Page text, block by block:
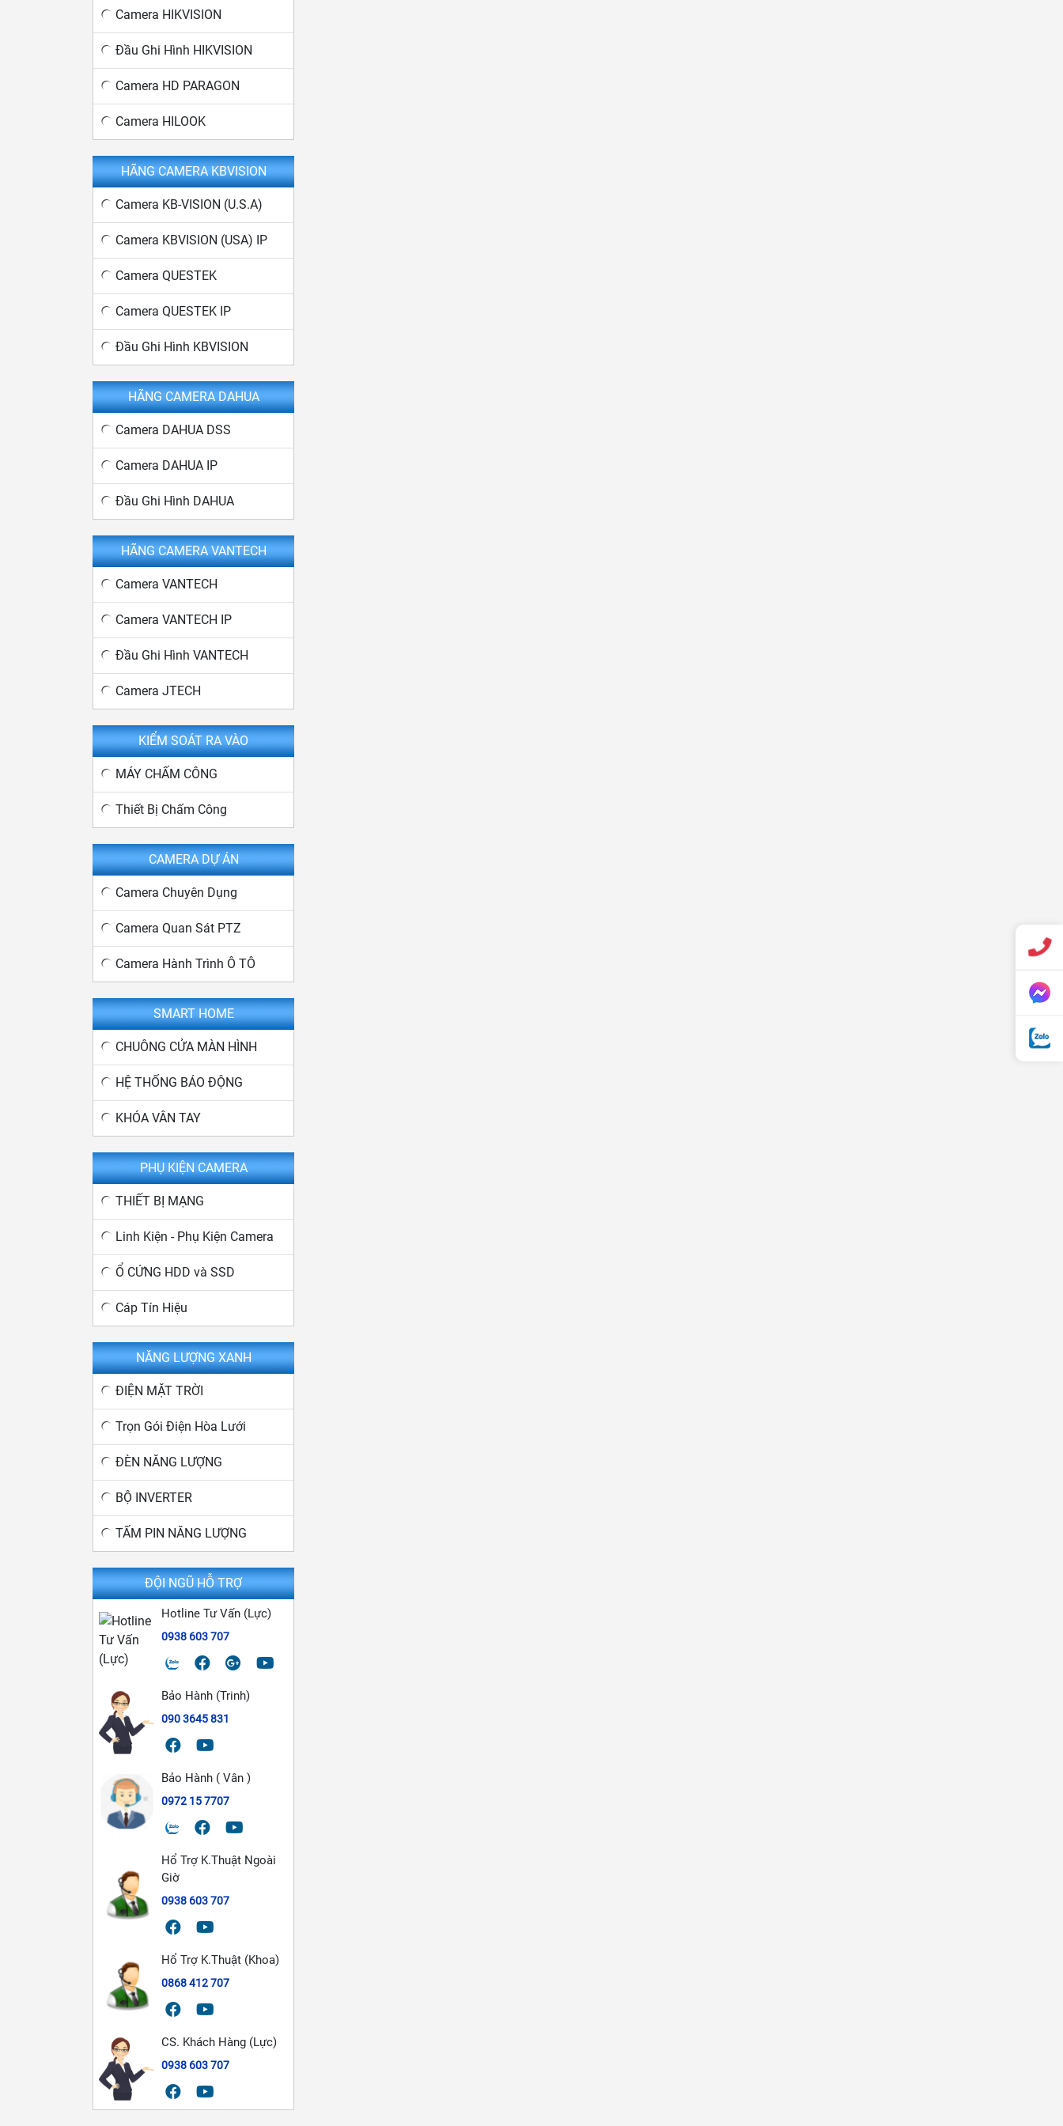
Camera HIKVISION
Đầu Ghi Hình HIKVISION
Camera HD PARAGON
Camera HILOOK
HÃNG CAMERA KBVISION
Camera KB-VISION (U.S.A)
Camera KBVISION (USA) IP
Camera QUESTEK
Camera QUESTEK IP
Đầu Ghi Hình KBVISION
HÃNG CAMERA DAHUA
Camera DAHUA DSS
Camera DAHUA IP
Đầu Ghi Hình DAHUA
HÃNG CAMERA VANTECH
Camera VANTECH
Camera VANTECH IP
Đầu Ghi Hình VANTECH
Camera JTECH
KIỂM SOÁT RA VÀO
MÁY CHẤM CÔNG
Thiết Bị Chấm Công
CAMERA DỰ ÁN
Camera Chuyên Dụng
Camera Quan Sát PTZ
Camera Hành Trình Ô TÔ
SMART HOME
CHUÔNG CỬA MÀN HÌNH
HỆ THỐNG BÁO ĐỘNG
KHÓA VÂN TAY
PHỤ KIỆN CAMERA
THIẾT BỊ MẠNG
Linh Kiện - Phụ Kiện Camera
Ổ CỨNG HDD và SSD
Cáp Tín Hiệu
NĂNG LƯỢNG XANH
ĐIỆN MẶT TRỜI
Trọn Gói Điện Hòa Lưới
ĐÈN NĂNG LƯỢNG
BỘ INVERTER
TẤM PIN NĂNG LƯỢNG
ĐỘI NGŨ HỖ TRỢ
Hotline Tư Vấn (Lực)
0938 603 707
Bảo Hành (Trinh)
090 3645 831
Bảo Hành ( Vân )
0972 15 7707
Hổ Trợ K.Thuật Ngoài
Giờ
0938 603 707
Hổ Trợ K.Thuật (Khoa)
0868 412 707
CS. Khách Hàng (Lực)
0938 603 707